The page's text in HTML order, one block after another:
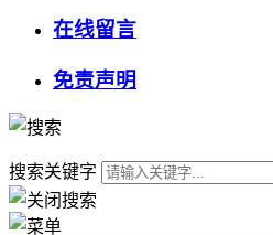
在线留言
免责声明
搜索关键字